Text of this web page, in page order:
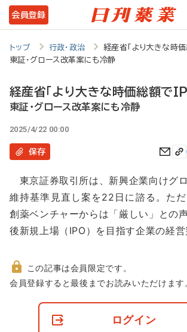
メ
イ
ン
テ
ツ
に
動
会員登録
トップ 行政・政治
経産省「より大きな
東証・グロース改革案にも冷静
経産省「より大きな時価総額で
東証・グロース改革案にも冷静
2025/4/22 00:00
保存
東京証券取引所は、新興企業向けグ
維持基準見直し案を22日に諮る。た
創薬ベンチャーからは「厳しい」との
後新規上場（IPO）を目指す企業の経
非
この記事は会員限定です。
会員登録すると最後までお読みいただけます
ログイン